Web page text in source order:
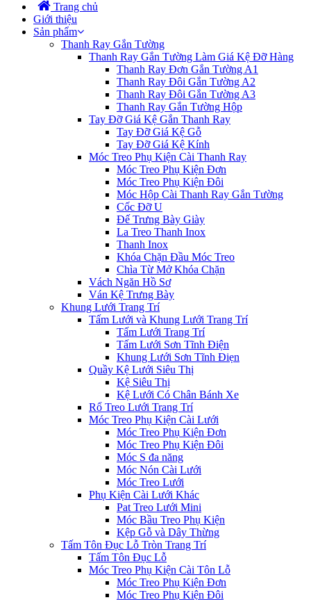
Trang chủ
Giới thiệu
Sản phẩm
Thanh Ray Gắn Tường
Thanh Ray Gắn Tường Làm Giá Kệ Đỡ Hàng
Thanh Ray Đơn Gắn Tường A1
Thanh Ray Đôi Gắn Tường A2
Thanh Ray Đôi Gắn Tường A3
Thanh Ray Gắn Tường Hộp
Tay Đỡ Giá Kệ Gắn Thanh Ray
Tay Đỡ Giá Kệ Gỗ
Tay Đỡ Giá Kệ Kính
Móc Treo Phụ Kiện Cài Thanh Ray
Móc Treo Phụ Kiện Đơn
Móc Treo Phụ Kiện Đôi
Móc Hộp Cài Thanh Ray Gắn Tường
Cốc Đỡ U
Đế Trưng Bày Giày
La Treo Thanh Inox
Thanh Inox
Khóa Chặn Đầu Móc Treo
Chìa Từ Mở Khóa Chặn
Vách Ngăn Hồ Sơ
Ván Kệ Trưng Bày
Khung Lưới Trang Trí
Tấm Lưới và Khung Lưới Trang Trí
Tấm Lưới Trang Trí
Tấm Lưới Sơn Tĩnh Điện
Khung Lưới Sơn Tĩnh Điẹn
Quầy Kệ Lưới Siêu Thị
Kệ Siêu Thị
Kệ Lưới Có Chân Bánh Xe
Rổ Treo Lưới Trang Trí
Móc Treo Phụ Kiện Cài Lưới
Móc Treo Phụ Kiện Đơn
Móc Treo Phụ Kiện Đôi
Móc S đa năng
Móc Nón Cài Lưới
Móc Treo Lưới
Phụ Kiện Cài Lưới Khác
Pat Treo Lưới Mini
Móc Bầu Treo Phụ Kiện
Kệp Gỗ và Dây Thừng
Tấm Tôn Đục Lỗ Tròn Trang Trí
Tấm Tôn Đục Lỗ
Móc Treo Phụ Kiện Cài Tôn Lỗ
Móc Treo Phụ Kiện Đơn
Móc Treo Phụ Kiện Đôi